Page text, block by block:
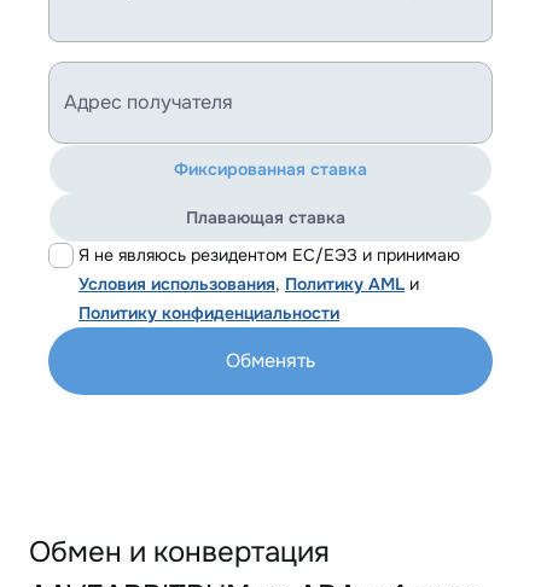
Адрес получателя
Я не являюсь резидентом ЕС/ЕЭЗ и принимаю
Условия использования, Политику AML и
Политику конфиденциальности
Фиксированная ставка
Плавающая ставка
Обменять
Обмен и конвертация